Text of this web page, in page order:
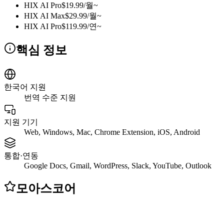
HIX AI Pro$19.99/월~
HIX AI Max$29.99/월~
HIX AI Pro$119.99/연~
핵심 정보
한국어 지원
번역 수준 지원
지원 기기
Web, Windows, Mac, Chrome Extension, iOS, Android
통합·연동
Google Docs, Gmail, WordPress, Slack, YouTube, Outlook
모아스코어